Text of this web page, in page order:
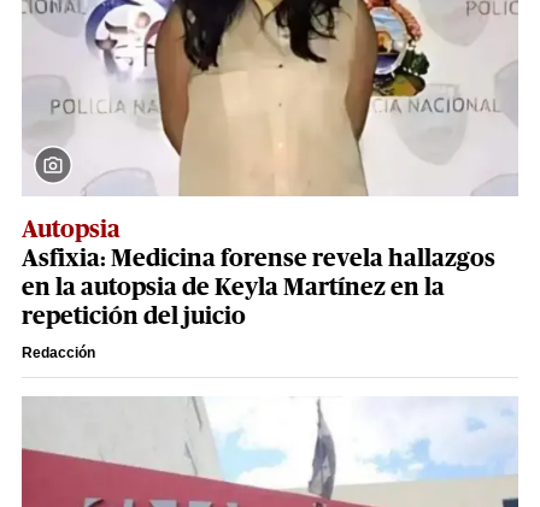
Autopsia
Asfixia: Medicina forense revela hallazgos
en la autopsia de Keyla Martínez en la
repetición del juicio
Redacción